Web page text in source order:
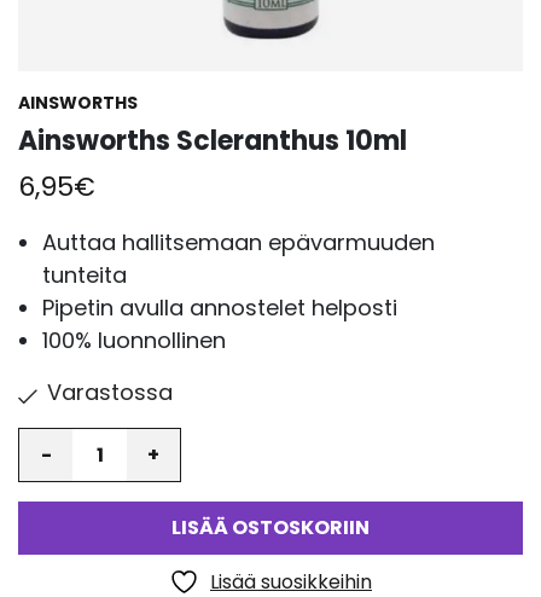
AINSWORTHS
Ainsworths Scleranthus 10ml
6,95€
Auttaa hallitsemaan epävarmuuden
tunteita
Pipetin avulla annostelet helposti
100% luonnollinen
Varastossa
LISÄÄ OSTOSKORIIN
Lisää suosikkeihin